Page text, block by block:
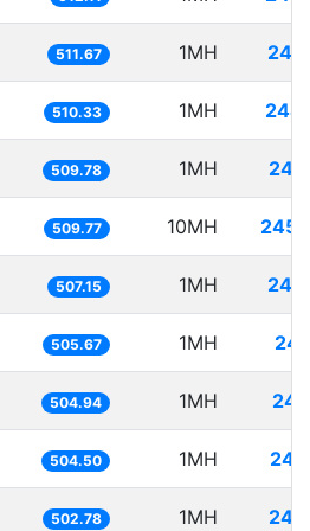
511.67 1MH
510.33 1MH
509.78 1MH
509.77 10MH
507.15 1MH
505.67 1MH
504.94 1MH
504.50 1MH
502.78 1MH